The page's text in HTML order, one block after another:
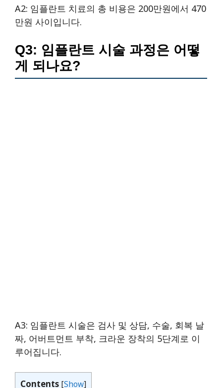
A2: 임플란트 치료의 총 비용은 200만원에서 470
만원 사이입니다.
Q3: 임플란트 시술 과정은 어떻
게 되나요?
A3: 임플란트 시술은 검사 및 상담, 수술, 회복 날
짜, 어버트먼트 부착, 크라운 장착의 5단계로 이
루어집니다.
Contents [Show]